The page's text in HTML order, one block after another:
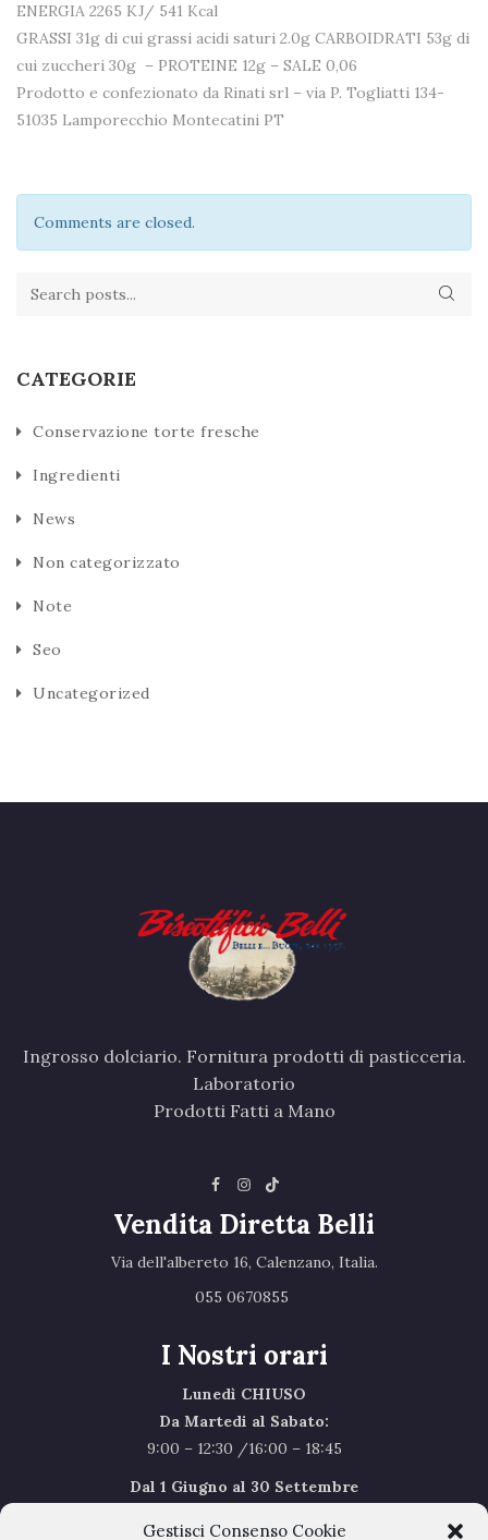
Gestisci Consenso Cookie
ENERGIA 2265 KJ/ 541 Kcal
GRASSI 31g di cui grassi acidi saturi 2.0g CARBOIDRATI 53g di
cui zuccheri 30g – PROTEINE 12g – SALE 0,06
Prodotto e confezionato da Rinati srl – via P. Togliatti 134-
51035 Lamporecchio Montecatini PT
Comments are closed.
CATEGORIE
Conservazione torte fresche
Ingredienti
News
Non categorizzato
Note
Seo
Uncategorized
Ingrosso dolciario. Fornitura prodotti di pasticceria.
Laboratorio
Prodotti Fatti a Mano
Vendita Diretta Belli
Via dell'albereto 16, Calenzano, Italia.‎
055 0670855 ‎
I Nostri orari
Lunedì CHIUSO
Da Martedi al Sabato:
9:00 – 12:30 /16:00 – 18:45
Dal 1 Giugno al 30 Settembre